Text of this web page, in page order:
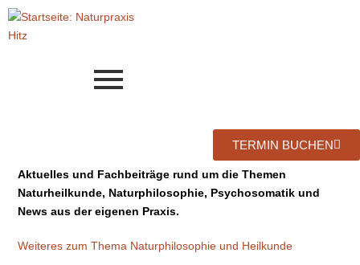
TERMIN BUCHEN
Aktuelles und Fachbeiträge rund um die Themen
Naturheilkunde, Naturphilosophie, Psychosomatik und
News aus der eigenen Praxis.
Weiteres zum Thema Naturphilosophie und Heilkunde